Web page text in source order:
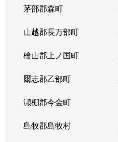
茅部郡森町
山越郡長万部町
檜山郡上ノ国町
爾志郡乙部町
瀬棚郡今金町
島牧郡島牧村